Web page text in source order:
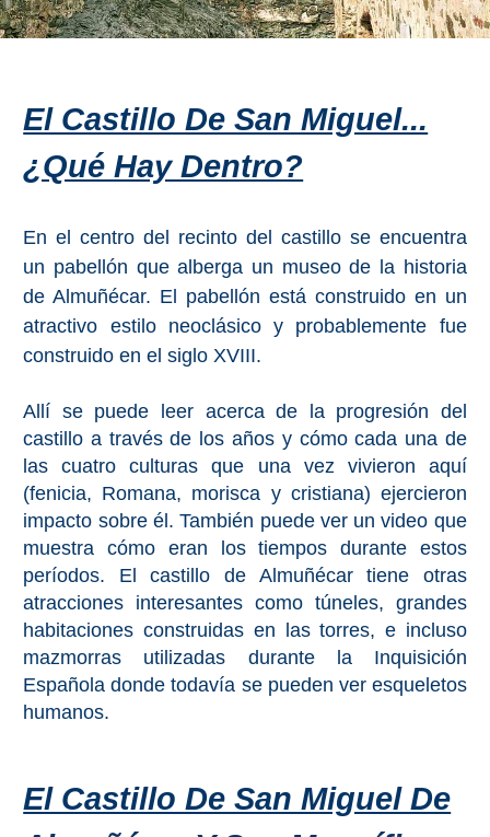
Monumentos
Playas de Maro
QUÉ
HACER
Deportes
Acuáticos
Kayak
Barranquismo
Lanchas
Bicicletas
Parapente
El Castillo De San Miguel...
¿Qué Hay Dentro?
En el centro del recinto del castillo se encuentra
un pabellón que alberga un museo de la historia
de Almuñécar. El pabellón está construido en un
atractivo estilo neoclásico y probablemente fue
construido en el siglo XVIII.
Allí se puede leer acerca de la progresión del
castillo a través de los años y cómo cada una de
las cuatro culturas que una vez vivieron aquí
(fenicia, Romana, morisca y cristiana) ejercieron
impacto sobre él. También puede ver un video que
muestra cómo eran los tiempos durante estos
períodos. El castillo de Almuñécar tiene otras
atracciones interesantes como túneles, grandes
habitaciones construidas en las torres, e incluso
mazmorras utilizadas durante la Inquisición
Española donde todavía se pueden ver esqueletos
humanos.
El Castillo De San Miguel De